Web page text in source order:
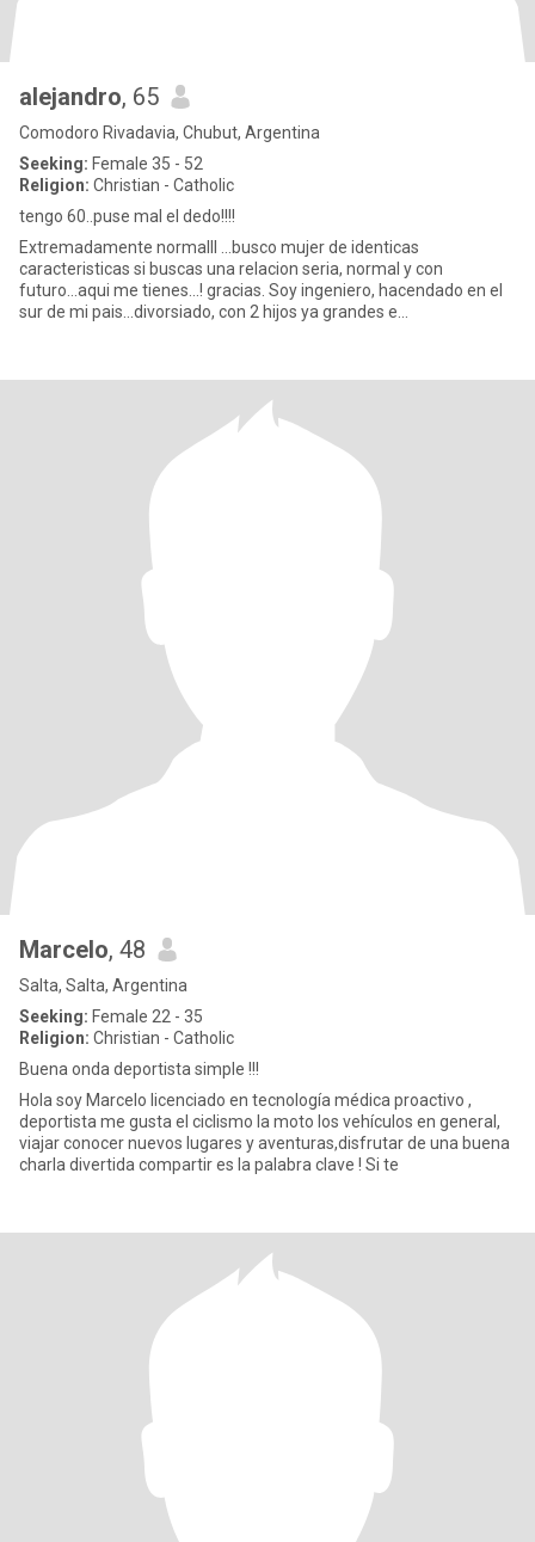
alejandro, 65
Comodoro Rivadavia, Chubut, Argentina
Seeking: Female 35 - 52
Religion: Christian - Catholic
tengo 60..puse mal el dedo!!!!
Extremadamente normalll ...busco mujer de identicas
caracteristicas si buscas una relacion seria, normal y con
futuro...aqui me tienes...! gracias. Soy ingeniero, hacendado en el
sur de mi pais...divorsiado, con 2 hijos ya grandes e
Marcelo, 48
Salta, Salta, Argentina
Seeking: Female 22 - 35
Religion: Christian - Catholic
Buena onda deportista simple !!!
Hola soy Marcelo licenciado en tecnología médica proactivo ,
deportista me gusta el ciclismo la moto los vehículos en general,
viajar conocer nuevos lugares y aventuras,disfrutar de una buena
charla divertida compartir es la palabra clave ! Si te